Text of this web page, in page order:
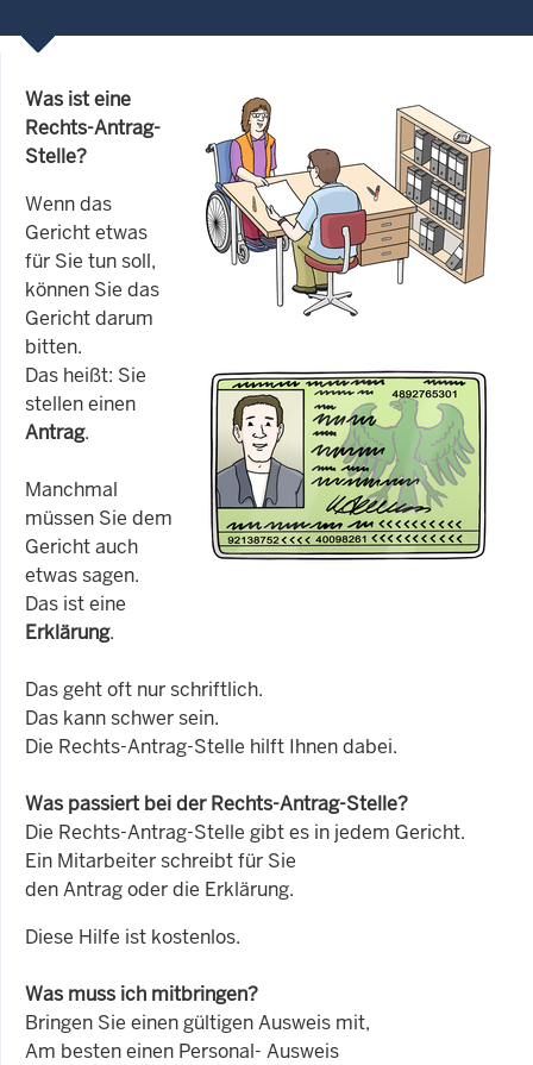
Was ist eine
Rechts-Antrag-
Stelle?
Wenn das
Gericht etwas
für Sie tun soll,
können Sie das
Gericht darum
bitten.
Das heißt: Sie
stellen einen
Antrag.
Manchmal
müssen Sie dem
Gericht auch
etwas sagen.
Das ist eine
Erklärung.
Das geht oft nur schriftlich.
Das kann schwer sein.
Die Rechts-Antrag-Stelle hilft Ihnen dabei.
Was passiert bei der Rechts-Antrag-Stelle?
Die Rechts-Antrag-Stelle gibt es in jedem Gericht.
Ein Mitarbeiter schreibt für Sie
den Antrag oder die Erklärung.
Diese Hilfe ist kostenlos.
Was muss ich mitbringen?
Bringen Sie einen gültigen Ausweis mit,
Am besten einen Personal- Ausweis